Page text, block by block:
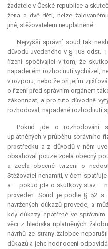
žadatele v České republice a
žena a dvě děti, nelze
jiné, stěžovatelem neuplatněné.
Nejvyšší správní soud tak
důvodu uvedeného v § 103 odst.
řízení spočívající v tom, že
napadeném rozhodnutí vycházel,
v rozporu, nebo že při jejím
o řízení před správním orgánem
zákonnost, a pro tuto důvodně
rozhodoval, napadené rozhodnutí
Pokud jde o rozhodování
uplatněných v průběhu správního
prostředku a z důvodů v něm
obsahoval pouze zcela obecný
a zcela obecné tvrzení o
Stěžovatel nenamítl, v čem
a – pokud jde o skutkový stav –
proveden. Soud je podle § 52
navržených důkazů provede, a
kdy důkazy opatřené ve
věci z hlediska uplatněných
návrhů ze strany žalobce
důkazů a jeho hodnocení